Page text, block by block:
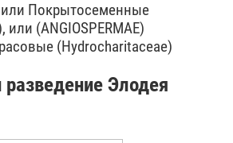
Покрытосеменные
или (ANGIOSPERMAE)
(Hydrocharitaceae)
Элодея